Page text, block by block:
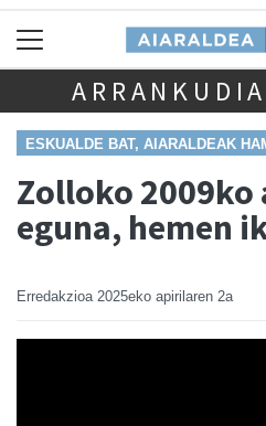
ESKUALDE BAT, AIARALDEAK
Zolloko 2009ko
eguna, hemen
Erredakzioa 2025eko apirilaren 2a